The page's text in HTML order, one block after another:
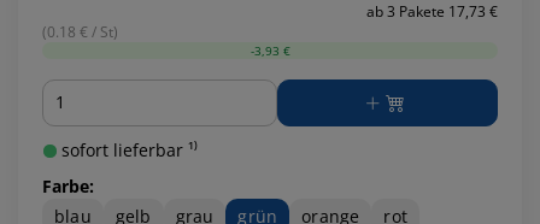
ab 3 Pakete 17,73 €
(0.18 € / St)
-3,93 €
Menge
sofort lieferbar ¹⁾
Farbe:
blau
gelb grau grün orange
rot